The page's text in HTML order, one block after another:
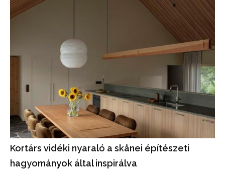
Kortárs vidéki nyaraló a skånei építészeti
hagyományok által inspirálva